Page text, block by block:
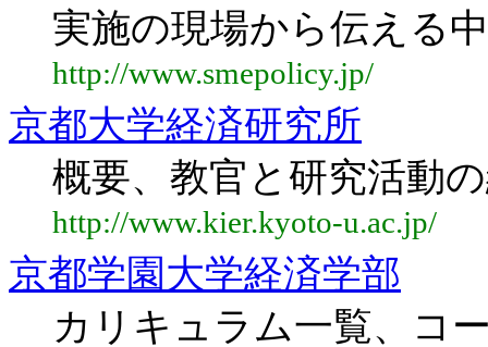
実施の現場から伝える
http://www.smepolicy.jp/
京都大学経済研究所
概要、教官と研究活動
http://www.kier.kyoto-u.ac.jp/
京都学園大学経済学部
カリキュラム一覧、コ